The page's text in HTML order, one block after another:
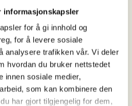
informasjonskapsler
for å gi innhold og
for å levere sosiale
analysere trafikken vår. Vi deler
hvordan du bruker nettstedet
innen sosiale medier,
som kan kombinere den
har gjort tilgjengelig for dem,
🎯
skule
i ein heilt ny og spanande
inviterer deg til
i naturfagrommet på